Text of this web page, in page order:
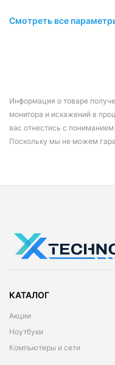
Смотреть все
Информация о товаре
монитора и искажений в
вас отнестись с
Поскольку мы не можем
КАТАЛОГ
Акции
Ноутбуки
Компьютеры и сети